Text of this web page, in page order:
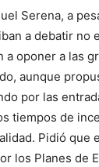
Serena, a
a debatir no
a oponer a las
aunque
por las
tiempos de
Pidió que
los Planes de